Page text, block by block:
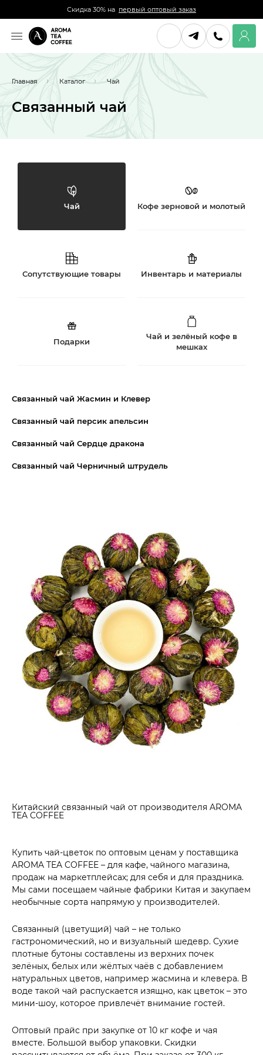
Скидка 30% на первый оптовый заказ
Главная Каталог Чай
Связанный чай
Чай Кофе зерновой и молотый
Сопутствующие товары Инвентарь и материалы
Подарки
Чай и зелёный кофе в
мешках
Связанный чай Жасмин и Клевер
Связанный чай персик апельсин
Связанный чай Сердце дракона
Связанный чай Черничный штрудель
Китайский связанный чай от производителя AROMA
TEA COFFEE
Купить чай-цветок по оптовым ценам у поставщика
AROMA TEA COFFEE – для кафе, чайного магазина,
продаж на маркетплейсах; для себя и для праздника.
Мы сами посещаем чайные фабрики Китая и закупаем
необычные сорта напрямую у производителей.
Связанный (цветущий) чай – не только
гастрономический, но и визуальный шедевр. Сухие
плотные бутоны составлены из верхних почек
зелёных, белых или жёлтых чаёв с добавлением
натуральных цветов, например жасмина и клевера. В
воде такой чай распускается изящно, как цветок – это
мини-шоу, которое привлечёт внимание гостей.
Оптовый прайс при закупке от 10 кг кофе и чая
вместе. Большой выбор упаковки. Скидки